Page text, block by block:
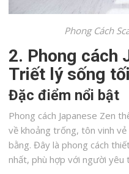
Phong Cách
2. Phong cách
Triết lý sống
Đặc điểm nổi bật
Phong cách Japanese Zen
về khoảng trống, tôn vinh
bằng. Đây là phong cách
nhất, phù hợp với người yêu